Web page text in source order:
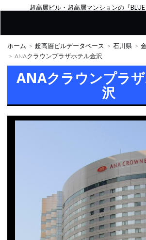
超高層ビル・超高層マンションの『BLUE
ホーム 超高層ビルデータベース 石川県
ANAクラウンプラザホテル金沢
ANAクラウンプラ
沢